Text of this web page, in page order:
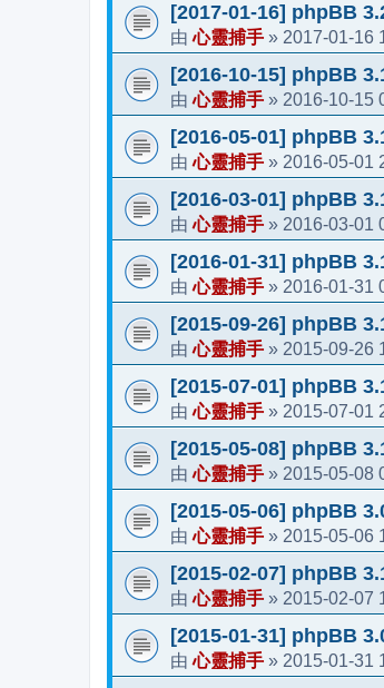
[2017-01-16] phpBB
由心靈捕手 » 2017-01-16
[2016-10-15] phpBB
由心靈捕手 » 2016-10-15
[2016-05-01] phpBB
由心靈捕手 » 2016-05-01
[2016-03-01] phpBB
由心靈捕手 » 2016-03-01
[2016-01-31] phpBB
由心靈捕手 » 2016-01-31
[2015-09-26] phpBB
由心靈捕手 » 2015-09-26
[2015-07-01] phpBB
由心靈捕手 » 2015-07-01
[2015-05-08] phpBB
由心靈捕手 » 2015-05-08
[2015-05-06] phpBB
由心靈捕手 » 2015-05-06
[2015-02-07] phpBB
由心靈捕手 » 2015-02-07
[2015-01-31] phpBB
由心靈捕手 » 2015-01-31